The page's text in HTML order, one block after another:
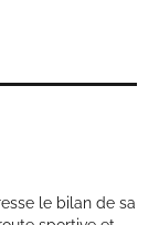
le bilan de sa